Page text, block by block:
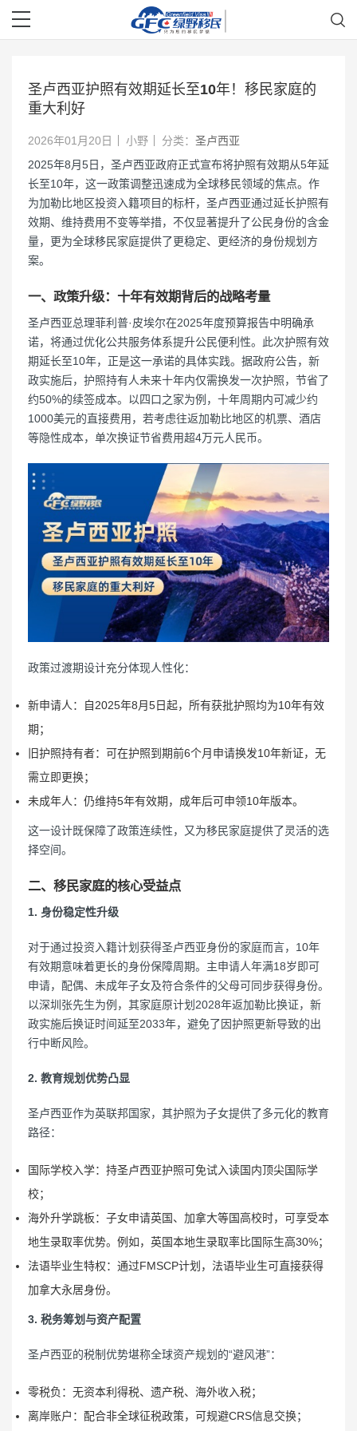
圣卢西亚护照有效期延长至10年！移民家庭的
重大利好
2026年01月20日 小野 分类： 圣卢西亚
2025年8月5日，圣卢西亚政府正式宣布将护照有效期从5年延
长至10年，这一政策调整迅速成为全球移民领域的焦点。作
为加勒比地区投资入籍项目的标杆，圣卢西亚通过延长护照有
效期、维持费用不变等举措，不仅显著提升了公民身份的含金
量，更为全球移民家庭提供了更稳定、更经济的身份规划方
案。
一、政策升级：十年有效期背后的战略考量
圣卢西亚总理菲利普·皮埃尔在2025年度预算报告中明确承
诺，将通过优化公共服务体系提升公民便利性。此次护照有效
期延长至10年，正是这一承诺的具体实践。据政府公告，新
政实施后，护照持有人未来十年内仅需换发一次护照，节省了
约50%的续签成本。以四口之家为例，十年周期内可减少约
1000美元的直接费用，若考虑往返加勒比地区的机票、酒店
等隐性成本，单次换证节省费用超4万元人民币。
政策过渡期设计充分体现人性化：
新申请人：自2025年8月5日起，所有获批护照均为10年有效
期；
旧护照持有者：可在护照到期前6个月申请换发10年新证，无
需立即更换；
未成年人：仍维持5年有效期，成年后可申领10年版本。
这一设计既保障了政策连续性，又为移民家庭提供了灵活的选
择空间。
二、移民家庭的核心受益点
1. 身份稳定性升级
对于通过投资入籍计划获得圣卢西亚身份的家庭而言，10年
有效期意味着更长的身份保障周期。主申请人年满18岁即可
申请，配偶、未成年子女及符合条件的父母可同步获得身份。
以深圳张先生为例，其家庭原计划2028年返加勒比换证，新
政实施后换证时间延至2033年，避免了因护照更新导致的出
行中断风险。
2. 教育规划优势凸显
圣卢西亚作为英联邦国家，其护照为子女提供了多元化的教育
路径：
国际学校入学：持圣卢西亚护照可免试入读国内顶尖国际学
校；
海外升学跳板：子女申请英国、加拿大等国高校时，可享受本
地生录取率优势。例如，英国本地生录取率比国际生高30%；
法语毕业生特权：通过FMSCP计划，法语毕业生可直接获得
加拿大永居身份。
3. 税务筹划与资产配置
圣卢西亚的税制优势堪称全球资产规划的“避风港”：
零税负：无资本利得税、遗产税、海外收入税；
离岸账户：配合非全球征税政策，可规避CRS信息交换；